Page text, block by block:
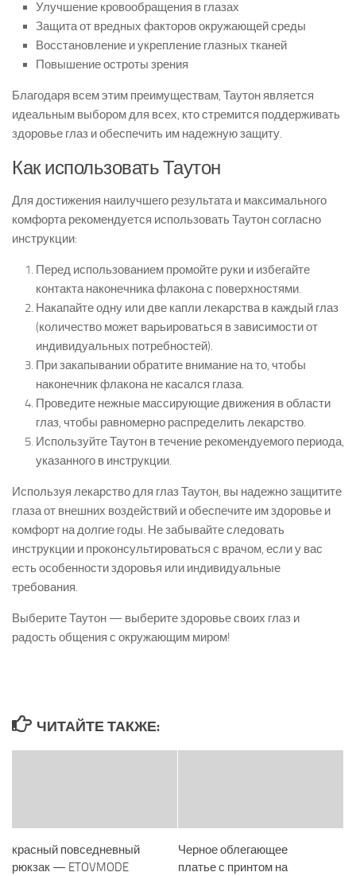
Улучшение кровообращения в глазах
Защита от вредных факторов окружающей среды
Восстановление и укрепление глазных тканей
Повышение остроты зрения
Благодаря всем этим преимуществам, Таутон является
идеальным выбором для всех, кто стремится поддерживать
здоровье глаз и обеспечить им надежную защиту.
Как использовать Таутон
Для достижения наилучшего результата и максимального
комфорта рекомендуется использовать Таутон согласно
инструкции:
Перед использованием промойте руки и избегайте
контакта наконечника флакона с поверхностями.
Накапайте одну или две капли лекарства в каждый глаз
(количество может варьироваться в зависимости от
индивидуальных потребностей).
При закапывании обратите внимание на то, чтобы
наконечник флакона не касался глаза.
Проведите нежные массирующие движения в области
глаз, чтобы равномерно распределить лекарство.
Используйте Таутон в течение рекомендуемого периода,
указанного в инструкции.
Используя лекарство для глаз Таутон, вы надежно защитите
глаза от внешних воздействий и обеспечите им здоровье и
комфорт на долгие годы. Не забывайте следовать
инструкции и проконсультироваться с врачом, если у вас
есть особенности здоровья или индивидуальные
требования.
Выберите Таутон — выберите здоровье своих глаз и
радость общения с окружающим миром!
ЧИТАЙТЕ ТАКЖЕ:
красный повседневный
рюкзак — ETOVMODE
Черное облегающее
платье с принтом на